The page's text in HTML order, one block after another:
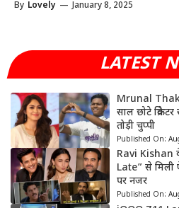
By Lovely — January 8, 2025
LATEST
Mrunal
साल छोटे
तोड़ी चुप्पी
Published On:
Ravi Kishan
Late” से
पर नजर
Published On: